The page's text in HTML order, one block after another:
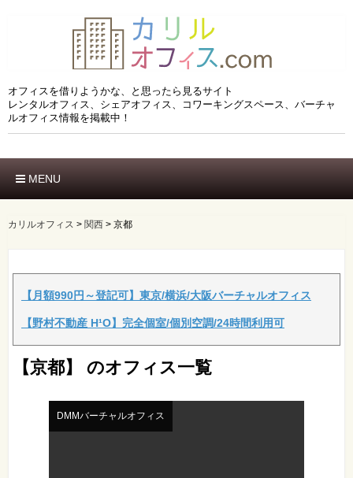
オフィスを借りようかな、と思ったら見るサイト
レンタルオフィス、シェアオフィス、コワーキングスペース、バーチャ
ルオフィス情報を掲載中！
MENU
特徴でさがす
カリルオフィス > 関西 > 京都
【月額990円～登記可】東京/横浜/大阪バーチャルオフィス
【野村不動産 H¹O】完全個室/個別空調/24時間利用可
【京都】 のオフィス一覧
DMMバーチャルオフィス